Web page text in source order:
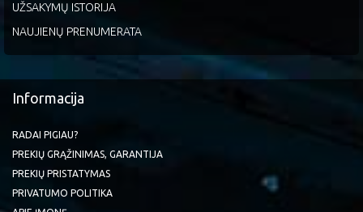
UŽSAKYMŲ ISTORIJA
NAUJIENŲ PRENUMERATA
Informacija
RADAI PIGIAU?
PREKIŲ GRĄŽINIMAS, GARANTIJA
PREKIŲ PRISTATYMAS
PRIVATUMO POLITIKA